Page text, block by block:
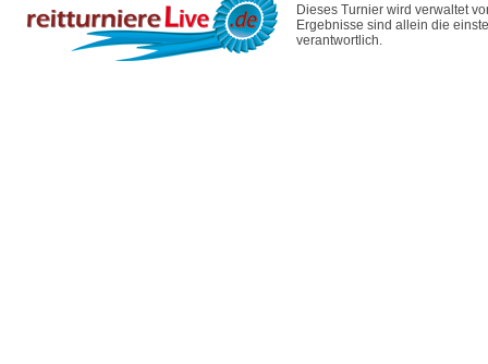
Dieses Turnier wird verwaltet
Ergebnisse sind allein die
verantwortlich.